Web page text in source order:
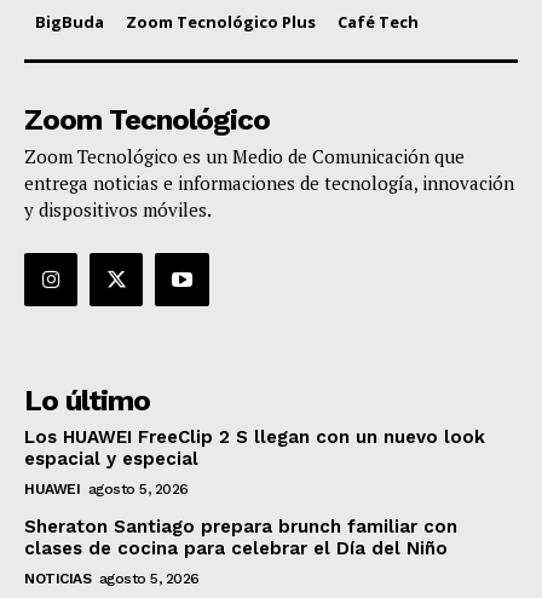
BigBuda Zoom Tecnológico Plus Café Tech
Zoom Tecnológico
Zoom Tecnológico es un Medio de Comunicación que
entrega noticias e informaciones de tecnología, innovación
y dispositivos móviles.
Lo último
Los HUAWEI FreeClip 2 S llegan con un nuevo look
espacial y especial
HUAWEI agosto 5, 2026
Sheraton Santiago prepara brunch familiar con
clases de cocina para celebrar el Día del Niño
NOTICIAS agosto 5, 2026